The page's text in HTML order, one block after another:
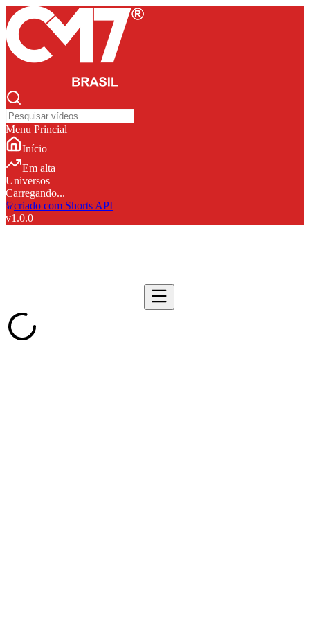
Menu Princial
Início
Em alta
Universos
Carregando...
criado com Shorts API
v1.0.0